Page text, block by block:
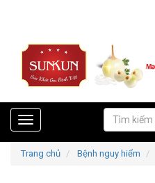
Toggle
Trang chủ Bệnh nguy hiểm